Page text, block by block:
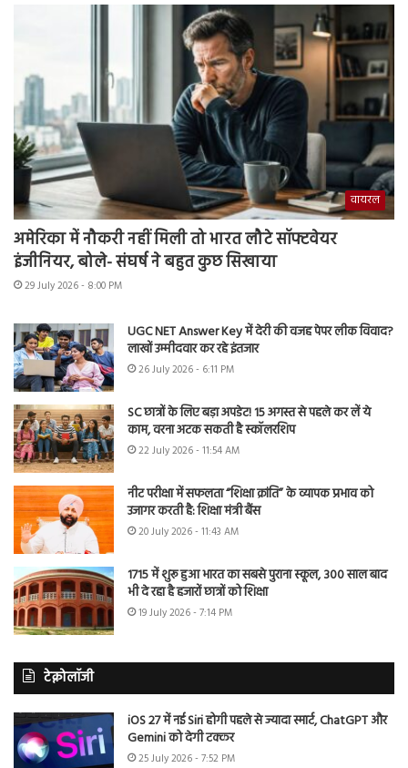
वायरल
अमेरिका में नौकरी नहीं मिली तो भारत लौटे सॉफ्टवेयर
इंजीनियर, बोले- संघर्ष ने बहुत कुछ सिखाया
29 July 2026 - 8:00 PM
UGC NET Answer Key में देरी की वजह पेपर लीक विवाद?
लाखों उम्मीदवार कर रहे इंतजार
26 July 2026 - 6:11 PM
SC छात्रों के लिए बड़ा अपडेट! 15 अगस्त से पहले कर लें ये
काम, वरना अटक सकती है स्कॉलरशिप
22 July 2026 - 11:54 AM
नीट परीक्षा में सफलता “शिक्षा क्रांति” के व्यापक प्रभाव को
उजागर करती है: शिक्षा मंत्री बैंस
20 July 2026 - 11:43 AM
1715 में शुरू हुआ भारत का सबसे पुराना स्कूल, 300 साल बाद
भी दे रहा है हजारों छात्रों को शिक्षा
19 July 2026 - 7:14 PM
टेक्नोलॉजी
iOS 27 में नई Siri होगी पहले से ज्यादा स्मार्ट, ChatGPT और
Gemini को देगी टक्कर
25 July 2026 - 7:52 PM